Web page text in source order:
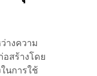
างความ
สร้างโดย
นการใช้